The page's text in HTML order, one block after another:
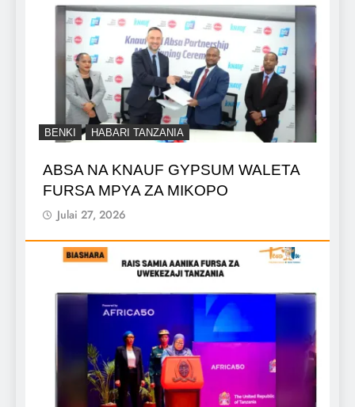
BENKI HABARI TANZANIA
ABSA NA KNAUF GYPSUM WALETA
FURSA MPYA ZA MIKOPO
Julai 27, 2026